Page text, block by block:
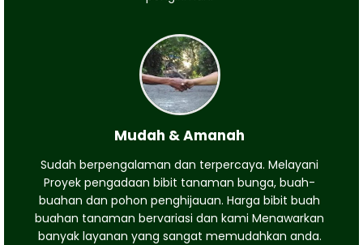
Mudah & Amanah
Sudah berpengalaman dan terpercaya. Melayani
Proyek pengadaan bibit tanaman bunga, buah-
buahan dan pohon penghijauan. Harga bibit buah
buahan tanaman bervariasi dan kami Menawarkan
banyak layanan yang sangat memudahkan anda.